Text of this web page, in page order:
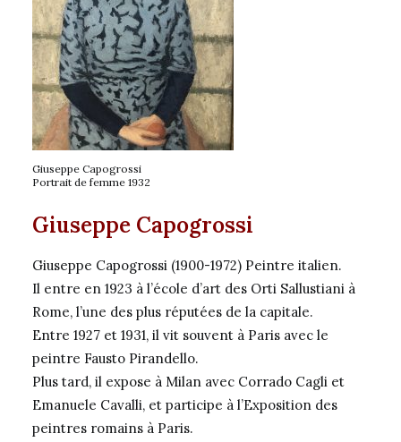
Giuseppe Capogrossi
Portrait de femme 1932
Giuseppe Capogrossi
Giuseppe Capogrossi (1900-1972) Peintre italien.
Il entre en 1923 à l’école d’art des Orti Sallustiani à
Rome, l’une des plus réputées de la capitale.
Entre 1927 et 1931, il vit souvent à Paris avec le
peintre Fausto Pirandello.
Plus tard, il expose à Milan avec Corrado Cagli et
Emanuele Cavalli, et participe à l’Exposition des
peintres romains à Paris.